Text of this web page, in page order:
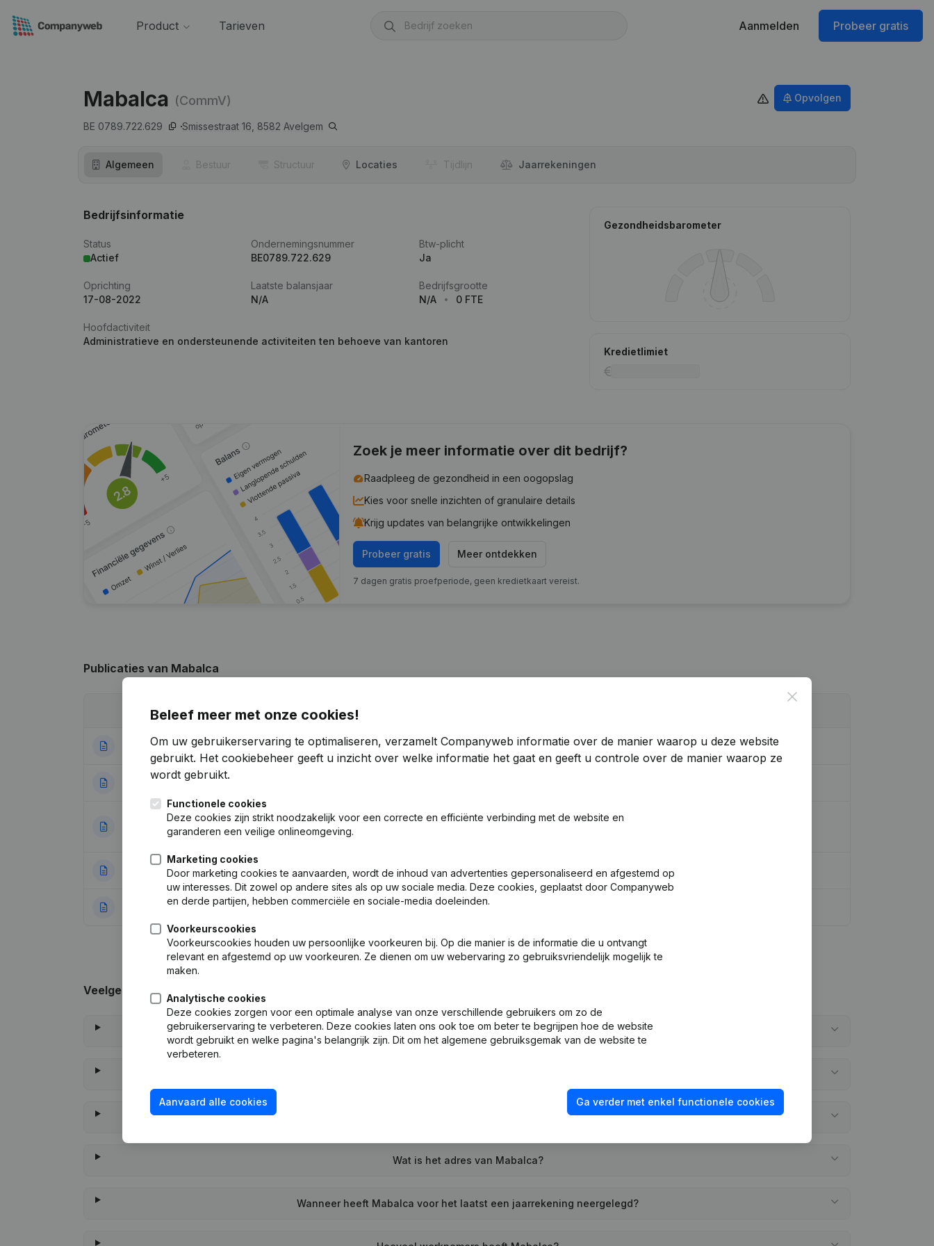
Product Tarieven Aanmelden Probeer gratis
Mabalca (CommV)
BE 0789.722.629 Smissestraat 16, 8582 Avelgem
Opvolgen
Algemeen Bestuur Structuur Locaties Tijdlijn Jaar­rekeningen
Bedrijfsinformatie
Status
Actief
Ondernemingsnummer
BE0789.722.629
Btw-plicht
Ja
Oprichting
17-08-2022
Laatste balansjaar
N/A
Bedrijfsgrootte
N/A
0 FTE
Hoofdactiviteit
Administratieve en ondersteunende activiteiten ten behoeve van kantoren
Gezondheidsbarometer
Kredietlimiet
Zoek je meer informatie over dit bedrijf?
Raadpleeg de gezondheid in een oogopslag
Kies voor snelle inzichten of granulaire details
Krijg updates van belangrijke ontwikkelingen
Probeer gratis Meer ontdekken
7 dagen gratis proefperiode, geen kredietkaart vereist.
Publicaties van Mabalca
Publicatie
17-03-2025 Kapitaal - Aandelen - Rubriek Herstructurering (Fusie, Splitsing, Overdracht Vermogen, enz...)
13-11-2024
Benaming - Statuten (Vertaling, Coördinatie, Overige Wijzigingen, …) - Rubriek Herstructurering (Fusie, Splitsing,
Overdracht Vermogen, enz...)
28-06-2023 Ontslagnemingen - Benoemingen - Rubriek Herstructurering (Fusie, Splitsing, Overdracht Vermogen, enz...)
20-12-2022 Benaming - Doel - Ontslagnemingen - Benoemingen - Boekjaar - Statuten (Vertaling, Coördinatie, Overige Wijzigingen, …)
Veelgestelde vragen
Wat is het btw-nummer van Mabalca?
Wat is het adres van Mabalca?
Wanneer heeft Mabalca voor het laatst een jaarrekening neergelegd?
Close
Beleef meer met onze cookies!
Om uw gebruikerservaring te optimaliseren, verzamelt Companyweb informatie over de manier waarop u deze website
gebruikt. Het cookiebeheer geeft u inzicht over welke informatie het gaat en geeft u controle over de manier waarop ze
wordt gebruikt.
Functionele cookies
Deze cookies zijn strikt noodzakelijk voor een correcte en efficiënte verbinding met de website en
garanderen een veilige onlineomgeving.
Marketing cookies
Door marketing cookies te aanvaarden, wordt de inhoud van advertenties gepersonaliseerd en afgestemd op
uw interesses. Dit zowel op andere sites als op uw sociale media. Deze cookies, geplaatst door Companyweb
en derde partijen, hebben commerciële en sociale-media doeleinden.
Voorkeurscookies
Voorkeurscookies houden uw persoonlijke voorkeuren bij. Op die manier is de informatie die u ontvangt
relevant en afgestemd op uw voorkeuren. Ze dienen om uw webervaring zo gebruiksvriendelijk mogelijk te
maken.
Analytische cookies
Deze cookies zorgen voor een optimale analyse van onze verschillende gebruikers om zo de
gebruikerservaring te verbeteren. Deze cookies laten ons ook toe om beter te begrijpen hoe de website
wordt gebruikt en welke pagina's belangrijk zijn. Dit om het algemene gebruiksgemak van de website te
verbeteren.
Aanvaard alle cookies Ga verder met enkel functionele cookies